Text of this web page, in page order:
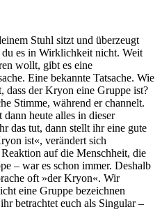
Stuhl sitzt und überzeugt
es in Wirklichkeit nicht. Weit
wollt, gibt es eine
Eine bekannte Tatsache. Wie
dass der Kryon eine Gruppe ist?
Stimme, während er channelt.
heute alles in dieser
das tut, dann stellt ihr eine gute
ist«, verändert sich
auf die Menschheit, die
– war es schon immer. Deshalb
oft »der Kryon«. Wir
eine Gruppe bezeichnen
betrachtet euch als Singular –